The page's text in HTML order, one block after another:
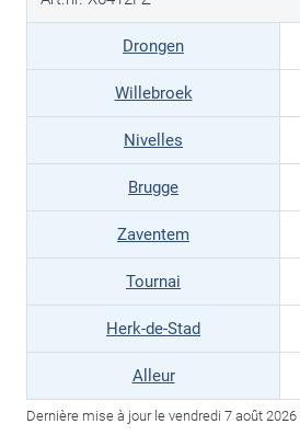
Drongen
Willebroek
Nivelles
Brugge
Zaventem
Tournai
Herk-de-Stad
Alleur
Dernière mise à jour le vendredi 7 août 2026